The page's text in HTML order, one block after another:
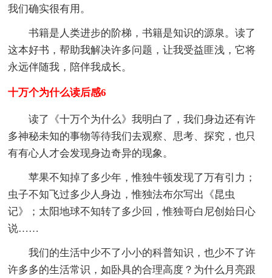
我们确实很有用。
书籍是人类进步的阶梯，书籍是知识的源泉。读了
这本好书，帮助我解决许多问题，让我受益匪浅，它将
永远伴随我，陪伴我成长。
十万个为什么读后感6
读了《十万个为什么》我明白了，我们身边还有许
多神秘未知的事物等待我们去观察、思考、探究，也只
有有心人才会发现身边奇异的现象。
苹果不知掉了多少年，惟独牛顿发现了万有引力；
虫子不知飞过多少人身边，惟独法布尔写出《昆虫
记》；太阳地球不知转了多少回，惟独哥白尼创始日心
说……
我们的生活中少不了小小的科普知识，也少不了许
许多多的生活常识，如卧具的合理高度？为什么月亮跟